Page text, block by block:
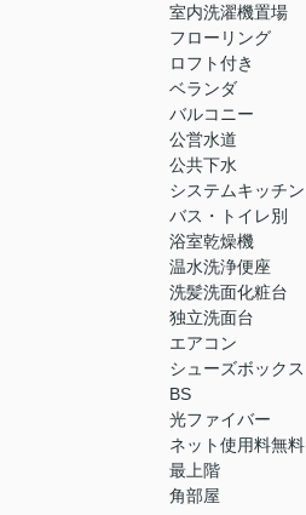
室内洗濯機置場
フローリング
ロフト付き
ベランダ
バルコニー
公営水道
公共下水
システムキッチン
バス・トイレ別
浴室乾燥機
温水洗浄便座
洗髪洗面化粧台
独立洗面台
エアコン
シューズボックス
BS
光ファイバー
ネット使用料無料
最上階
角部屋